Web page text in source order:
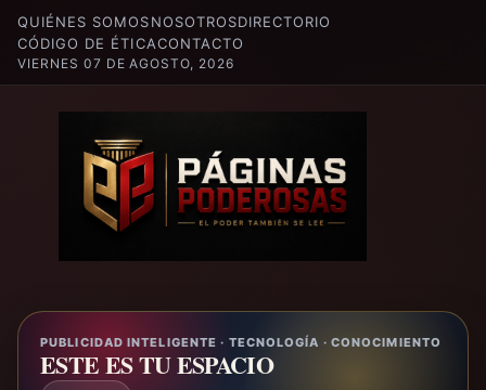
QUIÉNES SOMOSNOSOTROSDIRECTORIO
CÓDIGO DE ÉTICACONTACTO
VIERNES 07 DE AGOSTO, 2026
PUBLICIDAD INTELIGENTE · TECNOLOGÍA · CONOCIMIENTO
ESTE ES TU ESPACIO